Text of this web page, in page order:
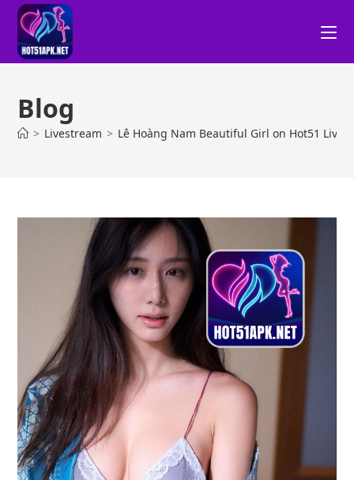
Blog
> Livestream > Lê Hoàng Nam Beautiful Girl on Hot51 Live